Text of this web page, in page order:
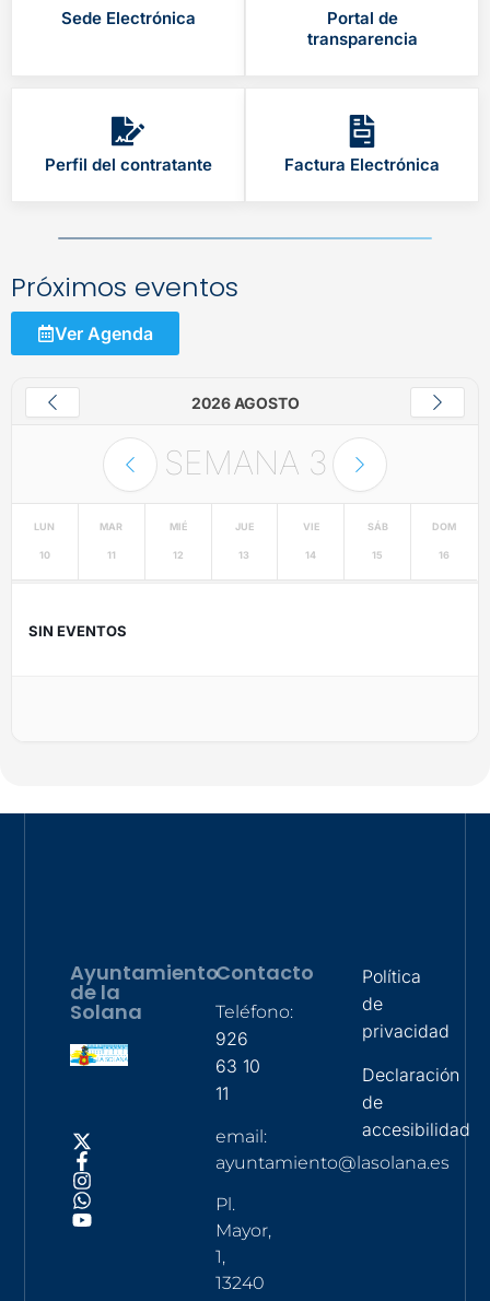
Sede Electrónica
Portal de
transparencia
Perfil del contratante Factura Electrónica
Próximos eventos
Ver Agenda
2026 AGOSTO
SEMANA 3
LUN
10
MAR
11
MIÉ
12
JUE
13
VIE
14
SÁB
15
DOM
16
SIN EVENTOS
Ayuntamiento
de la
Solana
Contacto
Teléfono:
926
63 10
11
email:
ayuntamiento@lasolana.es
Pl.
Mayor,
1,
13240
Política
de
privacidad
Declaración
de
accesibilidad